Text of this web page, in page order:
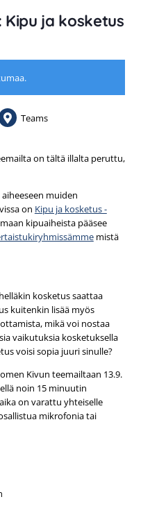
ja kosketus
Teams
on tältä illalta peruttu,
muiden
on Kipu ja kosketus -
kipuaiheista pääsee
mistä
kosketus saattaa
kuitenkin lisää myös
mikä voi nostaa
vaikutuksia kosketuksella
voisi sopia juuri sinulle?
Kivun teemailtaan 13.9.
noin 15 minuutin
on varattu yhteiselle
mikrofonia tai